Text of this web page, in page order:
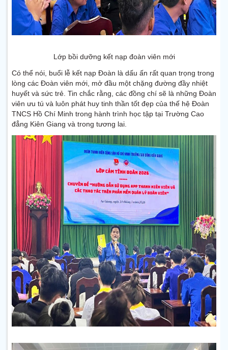
Lớp bồi dưỡng kết nạp đoàn viên mới
Có thể nói, buổi lễ kết nạp Đoàn là dấu ấn rất quan trọng trong
lòng các Đoàn viên mới, mở đầu một chặng đường đầy nhiệt
huyết và sức trẻ. Tin chắc rằng, các đồng chí sẽ là những Đoàn
viên ưu tú và luôn phát huy tinh thần tốt đẹp của thế hệ Đoàn
TNCS Hồ Chí Minh trong hành trình học tập tại Trường Cao
đẳng Kiên Giang và trong tương lai.